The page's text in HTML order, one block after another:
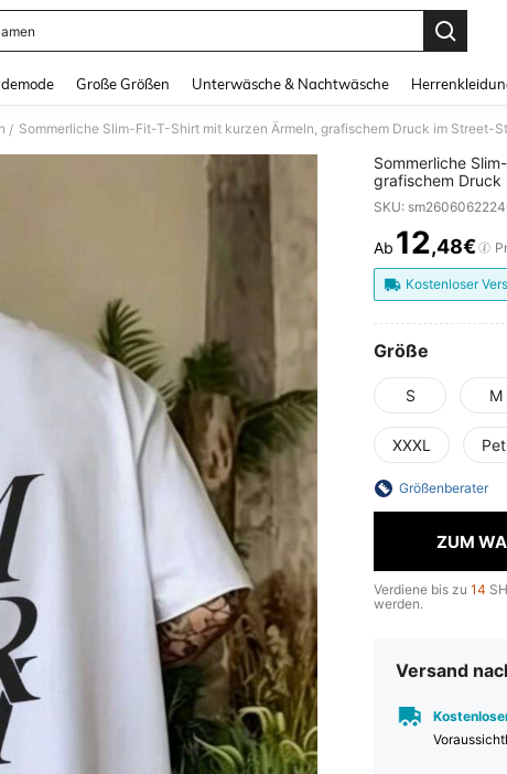
Große Größen Unterwäsche & Nachtwäsche
/
Sommerliche
grafischem Druck
Stück
reiner Baumwolle
SKU:
PRICE
Ab 12,48€
Kostenloser
Größe
S M
XXXL
Größenberater
ZUM
Verdiene bis zu 14
werden.
Versand